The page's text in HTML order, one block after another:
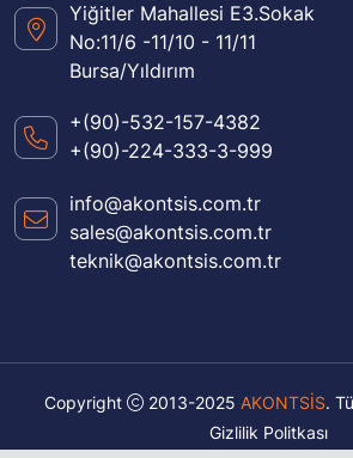
Yiğitler Mahallesi E3.Sokak
No:11/6 -11/10 - 11/11
Bursa/Yıldırım
+(90)-532-157-4382
+(90)-224-333-3-999
info@akontsis.com.tr
sales@akontsis.com.tr
teknik@akontsis.com.tr
Copyright 2013-2025 AKONTSİS.
Gizlilik Politkası